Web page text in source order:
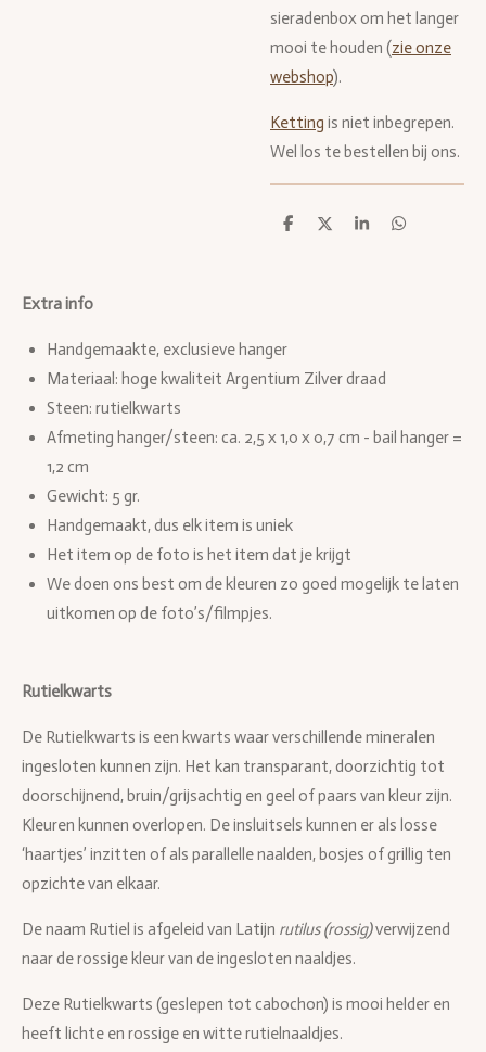
sieradenbox om het langer
mooi te houden (zie onze
webshop).
Ketting is niet inbegrepen.
Wel los te bestellen bij ons.
D
D
S
D
Extra info
Handgemaakte, exclusieve hanger
Materiaal: hoge kwaliteit Argentium Zilver draad
Steen: rutielkwarts
Afmeting hanger/steen: ca. 2,5 x 1,0 x 0,7 cm - bail hanger =
1,2 cm
Gewicht: 5 gr.
Handgemaakt, dus elk item is uniek
Het item op de foto is het item dat je krijgt
We doen ons best om de kleuren zo goed mogelijk te laten
uitkomen op de foto’s/filmpjes.
Rutielkwarts
De Rutielkwarts is een kwarts waar verschillende mineralen
ingesloten kunnen zijn. Het kan transparant, doorzichtig tot
doorschijnend, bruin/grijsachtig en geel of paars van kleur zijn.
Kleuren kunnen overlopen. De insluitsels kunnen er als losse
‘haartjes’ inzitten of als parallelle naalden, bosjes of grillig ten
opzichte van elkaar.
De naam Rutiel is afgeleid van Latijn rutilus (rossig)verwijzend
naar de rossige kleur van de ingesloten naaldjes.
Deze Rutielkwarts (geslepen tot cabochon) is mooi helder en
heeft lichte en rossige en witte rutielnaaldjes.